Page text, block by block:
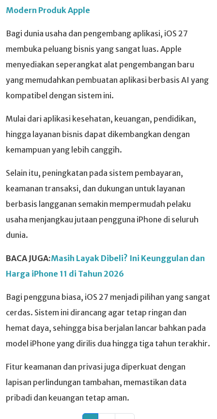
Modern Produk Apple
Bagi dunia usaha dan pengembang aplikasi, iOS 27
membuka peluang bisnis yang sangat luas. Apple
menyediakan seperangkat alat pengembangan baru
yang memudahkan pembuatan aplikasi berbasis AI yang
kompatibel dengan sistem ini.
Mulai dari aplikasi kesehatan, keuangan, pendidikan,
hingga layanan bisnis dapat dikembangkan dengan
kemampuan yang lebih canggih.
Selain itu, peningkatan pada sistem pembayaran,
keamanan transaksi, dan dukungan untuk layanan
berbasis langganan semakin mempermudah pelaku
usaha menjangkau jutaan pengguna iPhone di seluruh
dunia.
BACA JUGA:Masih Layak Dibeli? Ini Keunggulan dan
Harga iPhone 11 di Tahun 2026
Bagi pengguna biasa, iOS 27 menjadi pilihan yang sangat
cerdas. Sistem ini dirancang agar tetap ringan dan
hemat daya, sehingga bisa berjalan lancar bahkan pada
model iPhone yang dirilis dua hingga tiga tahun terakhir.
Fitur keamanan dan privasi juga diperkuat dengan
lapisan perlindungan tambahan, memastikan data
pribadi dan keuangan tetap aman.